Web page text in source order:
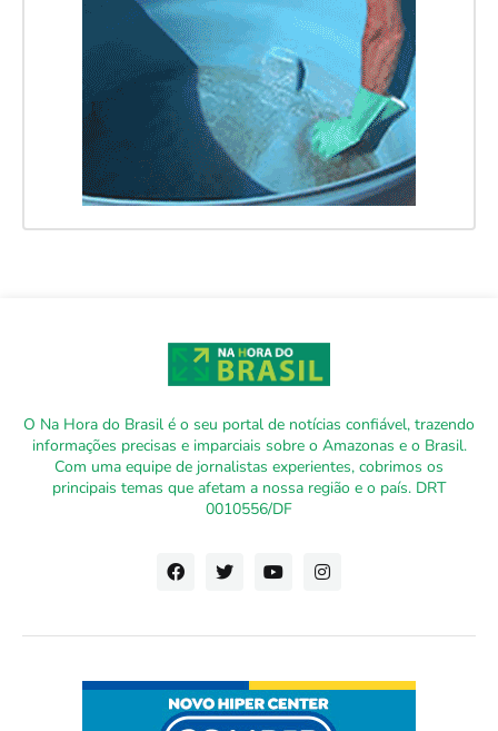
O Na Hora do Brasil é o seu portal de notícias confiável, trazendo
informações precisas e imparciais sobre o Amazonas e o Brasil.
Com uma equipe de jornalistas experientes, cobrimos os
principais temas que afetam a nossa região e o país. DRT
0010556/DF